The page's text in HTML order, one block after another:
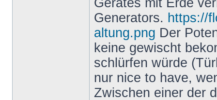
Gerätes mit Erde
Generators. https://
altung.png Der
keine gewischt
schlürfen würde
nur nice to have,
Zwischen einer der